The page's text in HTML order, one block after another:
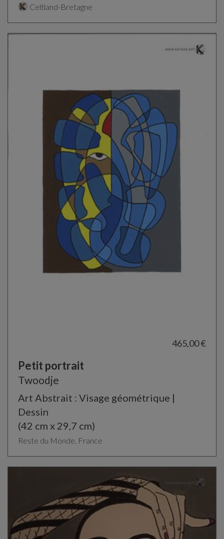
Celtland-Bretagne
465,00 €
Petit portrait
Twoodje
Art Abstrait : Visage géométrique |
Dessin
(42 cm x 29,7 cm)
Reste du Monde, France